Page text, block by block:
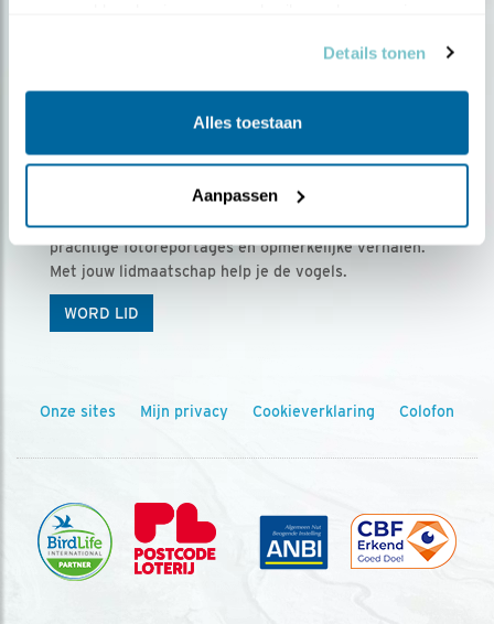
Details tonen
Alles toestaan
Aanpassen
Ontvang 5 x Vogels voor € 36,00 per jaar
Vogels is het tijdschrift voor onze leden, met
prachtige fotoreportages en opmerkelijke verhalen.
Met jouw lidmaatschap help je de vogels.
WORD LID
Onze sites Mijn privacy Cookieverklaring Colofon